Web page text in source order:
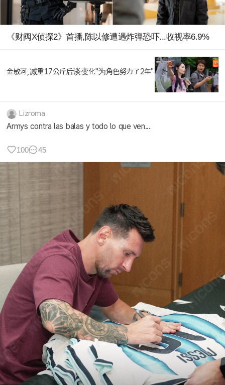
《财阀X侦探2》首播,陈以修遭遇炸弹恐吓...收视率6.9%
金敏河,减重17公斤后谈变化"为角色努力了2年"
Lizroma
Armys contra las balas y todo lo que ven...
100 45